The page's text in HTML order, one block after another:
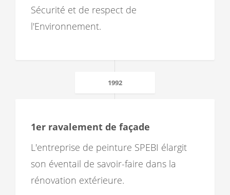
Sécurité et de respect de
l'Environnement.
1992
1er ravalement de façade
L'entreprise de peinture SPEBI élargit
son éventail de savoir-faire dans la
rénovation extérieure.